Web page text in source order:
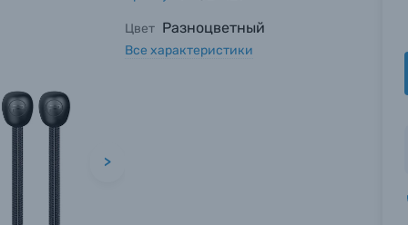
>
Цвет Разноцветный
Все характеристики